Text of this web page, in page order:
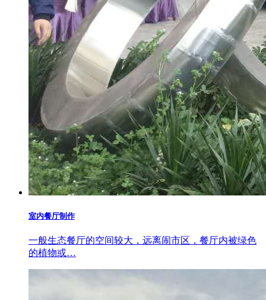
室内餐厅制作
一般生态餐厅的空间较大，远离闹市区，餐厅内被绿色
的植物或…